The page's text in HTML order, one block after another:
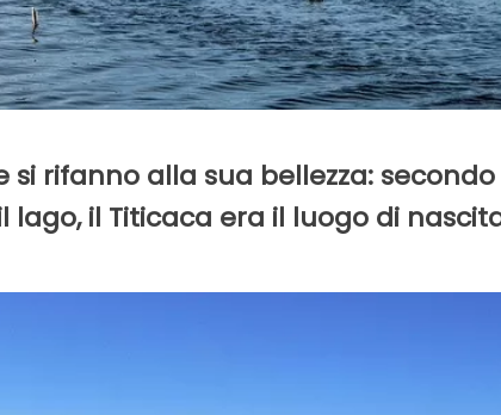
rifanno alla sua bellezza: secondo
lago, il Titicaca era il luogo di